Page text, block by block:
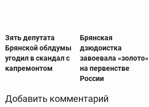
Зять депутата
Брянской облдумы
угодил в скандал с
капремонтом
Брянская
дзюдоистка
завоевала «золото»
на первенстве
России
Добавить комментарий